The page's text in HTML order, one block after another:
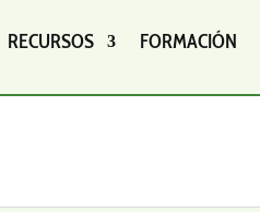
RECURSOS FORMACIÓN